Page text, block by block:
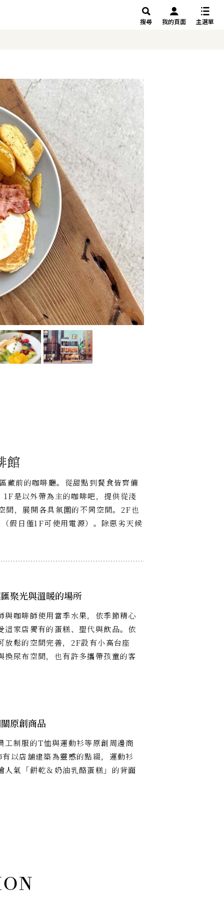
搜尋 我的頁面 主選單
館
藏前的咖啡廳。從甜點到餐食皆齊備
是以外帶為主的咖啡吧，提供從淺
間，展開各具氛圍的不同空間。2F也
假日僅1F可使用電源）。除惡劣天候
聚光與溫暖的場所
與咖啡師使用當季水果，依季節精心
這家店獨有的蛋糕、聖代與飲品。依
放鬆的空間完善，2F設有小高台座
換尿布空間，也有許多攜帶孩童的客
原創商品
工制服的T恤與運動衫等原創周邊商
以店舖建築為靈感的點綴，運動衫
人氣「餅乾＆奶油乳酪蛋糕」的背面